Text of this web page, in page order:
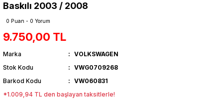
Baskılı 2003 / 2008
0 Puan - 0 Yorum
9.750,00 TL
Marka
VOLKSWAGEN
Stok Kodu
VWG0709268
Barkod Kodu
VW060831
*1.009,94 TL den başlayan taksitlerle!